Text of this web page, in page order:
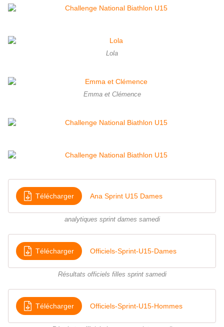
Lola
Emma et Clémence
Télécharger Ana Sprint U15 Dames
analytiques sprint dames samedi
Télécharger Officiels-Sprint-U15-Dames
Résultats officiels filles sprint samedi
Télécharger Officiels-Sprint-U15-Hommes